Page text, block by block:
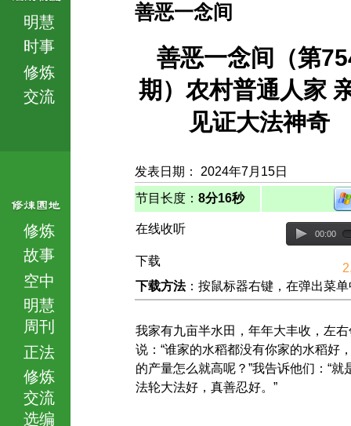
明慧
时事
修炼
交流
修炼
故事
空中
明慧
周刊
正法
修炼
交流
选编
善恶一念间
善恶一念间（第
期）农村普通人家
见证大法神奇
发表日期： 2024年7月15日
节目长度： 8分16秒
在线收听 00:00
下载
下载方法：按鼠标器右键，在弹出菜
我家有九亩半水田，年年大丰收，左
说：“谁家的水稻都没有你家的水稻好
的产量怎么就高呢？”我告诉他们：“就
法轮大法好，真善忍好。”